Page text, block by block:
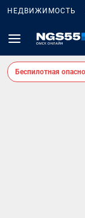
НЕДВИЖИМОСТЬ
Беспилотная